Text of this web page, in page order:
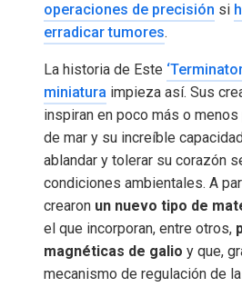
operaciones de precisión si
erradicar tumores.
La historia de Este
miniatura impieza así. Sus
inspiran en poco más o
de mar y su increíble
ablandar y tolerar su corazón
condiciones ambientales. A
crearon un nuevo tipo de
el que incorporan, entre otros,
magnéticas de galio y que,
mecanismo de regulación de la